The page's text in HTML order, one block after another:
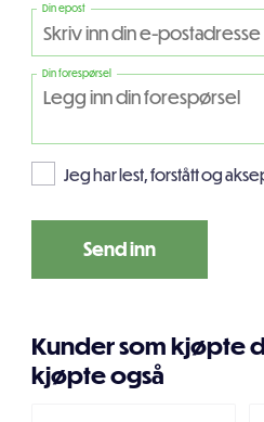
Din epost
Din forespørsel
Jeg har lest, forstått og
Kunder som kjøpte
kjøpte også